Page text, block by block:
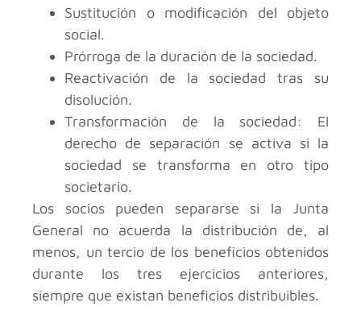
Sustitución o modificación del objeto
social.
Prórroga de la duración de la sociedad.
Reactivación de la sociedad tras su
disolución.
Transformación de la sociedad: El
derecho de separación se activa si la
sociedad se transforma en otro tipo
societario.
Los socios pueden separarse si la Junta
General no acuerda la distribución de, al
menos, un tercio de los beneficios obtenidos
durante los tres ejercicios anteriores,
siempre que existan beneficios distribuibles.